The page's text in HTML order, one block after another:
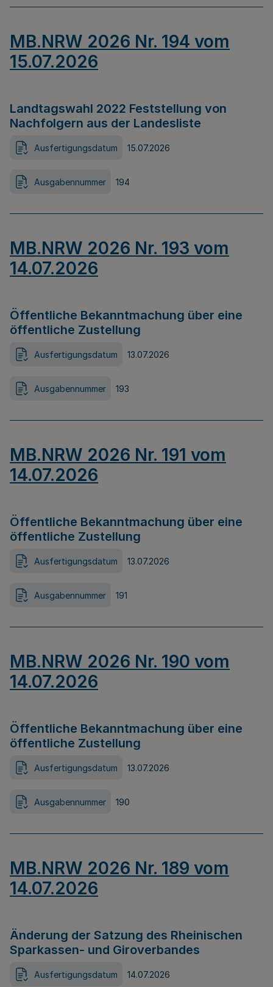
MB.NRW 2026 Nr. 194 vom
15.07.2026
Landtagswahl 2022 Feststellung von
Nachfolgern aus der Landesliste
Ausfertigungsdatum 15.07.2026
Ausgabennummer 194
MB.NRW 2026 Nr. 193 vom
14.07.2026
Öffentliche Bekanntmachung über eine
öffentliche Zustellung
Ausfertigungsdatum 13.07.2026
Ausgabennummer 193
MB.NRW 2026 Nr. 191 vom
14.07.2026
Öffentliche Bekanntmachung über eine
öffentliche Zustellung
Ausfertigungsdatum 13.07.2026
Ausgabennummer 191
MB.NRW 2026 Nr. 190 vom
14.07.2026
Öffentliche Bekanntmachung über eine
öffentliche Zustellung
Ausfertigungsdatum 13.07.2026
Ausgabennummer 190
MB.NRW 2026 Nr. 189 vom
14.07.2026
Änderung der Satzung des Rheinischen
Sparkassen- und Giroverbandes
Ausfertigungsdatum 14.07.2026